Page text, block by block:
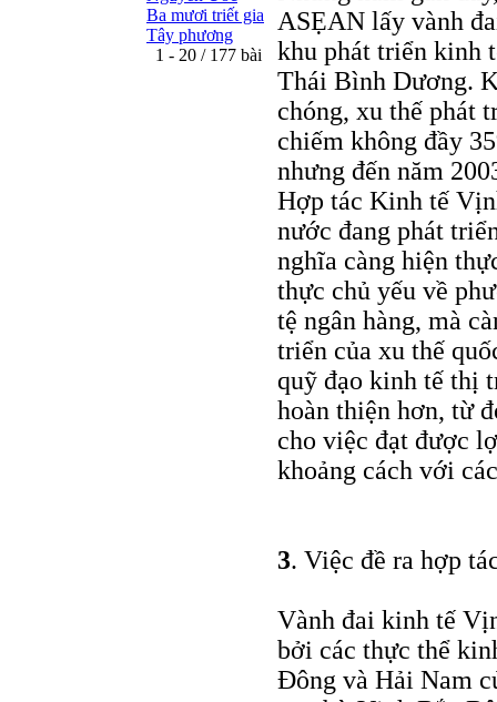
Ba mươi triết gia
Tây phương
1 - 20 / 177 bài
ASẸAN lấy vành
khu phát triển kinh
Thái Bình Dương.
chóng, xu thế phát
chiếm không đầy
nhưng đến năm
Hợp tác Kinh tế
nước đang phát
nghĩa càng hiện
thực chủ yếu về
tệ ngân hàng, mà
triển của xu thế
quỹ đạo kinh tế thị
hoàn thiện hơn, từ
cho việc đạt được
khoảng cách với
3. Việc đề ra hợp
Vành đai kinh tế
bởi các thực thể
Đông và Hải Nam